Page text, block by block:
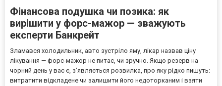
Фінансова подушка чи позика: як
вирішити у форс-мажор — зважують
експерти Банкрейт
Зламався холодильник, авто зустріло яму, лікар назвав ціну
лікування — форс-мажор не питає, чи зручно. Якщо резерв на
чорний день у вас є, зʼявляється розвилка, про яку рідко пишуть:
витратити відкладене чи залишити його недоторканим і взяти